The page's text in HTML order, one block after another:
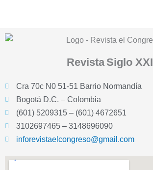
Revista Siglo XXI
Cra 70c N0 51-51 Barrio Normandía
Bogotá D.C. – Colombia
(601) 5209315 – (601) 4672651
3102697465 – 3148696090
inforevistaelcongreso@gmail.com